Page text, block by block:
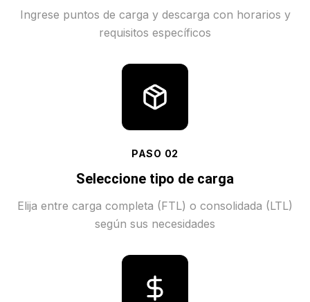
Ingrese puntos de carga y descarga con horarios y
requisitos específicos
PASO 02
Seleccione tipo de carga
Elija entre carga completa (FTL) o consolidada (LTL)
según sus necesidades